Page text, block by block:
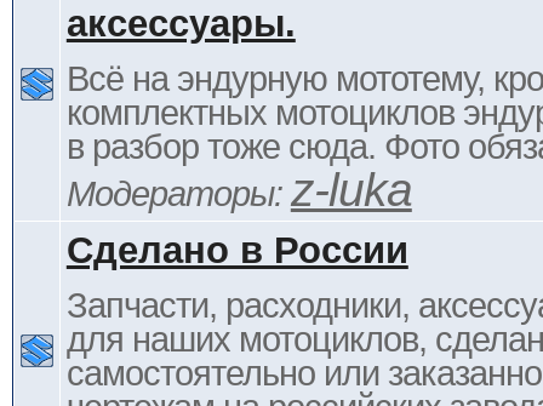
аксессуары.
Всё на эндурную мототему,
комплектных мотоциклов
в разбор тоже сюда. Фото
Модераторы: z-luka
Сделано в России
Запчасти, расходники,
для наших мотоциклов,
самостоятельно или